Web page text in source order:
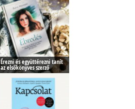
Érezni és együttérezni tanít
az elsőkönyves szerző